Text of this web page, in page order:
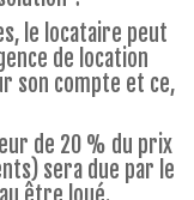
le locataire peut
de location
son compte et ce,
de 20 % du prix
sera due par le